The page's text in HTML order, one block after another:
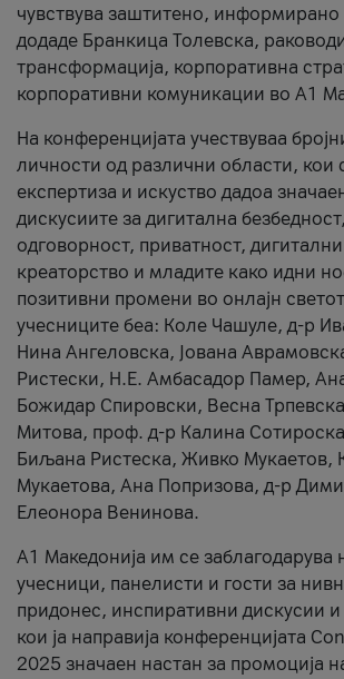
чувствува заштитено, информирано
додаде Бранкица Толевска,
трансформација, корпоративна
корпоративни комуникации во А1
На конференцијата учествуваа
личности од различни области, кои
експертиза и искуство дадоа
дискусиите за дигитална
одговорност, приватност,
креаторство и младите како идни
позитивни промени во онлајн
учесниците беа: Коле Чашуле, д-р
Нина Ангеловска, Јована
Ристески, Н.Е. Амбасадор Памер,
Божидар Спировски, Весна
Митова, проф. д-р Калина
Биљана Ристеска, Живко Мукаетов,
Мукаетова, Ана Попризова, д-р
Елеонора Венинова.
А1 Македонија им се заблагодарува
учесници, панелисти и гости за
придонес, инспиративни дискусии и
кои ја направија конференцијата
2025 значаен настан за промоција